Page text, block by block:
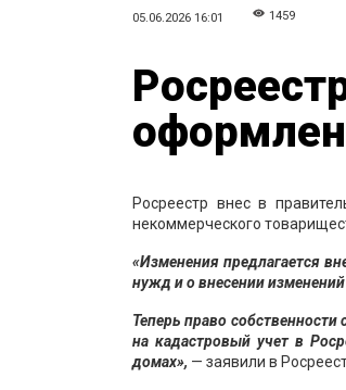
05.06.2026 16:01 1459
Росреестр внес в
некоммерческого
«Изменения предлагается
нужд и о внесении
Теперь право
на кадастровый учет в
домах», — заявили в